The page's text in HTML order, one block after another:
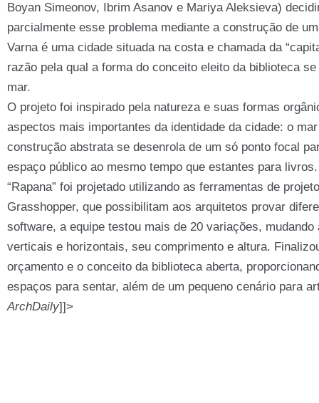
Boyan Simeonov, Ibrim Asanov e Mariya Aleksieva)
parcialmente esse problema mediante a construção de
Varna é uma cidade situada na costa e chamada da
razão pela qual a forma do conceito eleito da biblioteca
mar.
O projeto foi inspirado pela natureza e suas formas
aspectos mais importantes da identidade da cidade: o
construção abstrata se desenrola de um só ponto focal
espaço público ao mesmo tempo que estantes para livros.
“Rapana” foi projetado utilizando as ferramentas de
Grasshopper, que possibilitam aos arquitetos provar
software, a equipe testou mais de 20 variações,
verticais e horizontais, seu comprimento e altura.
orçamento e o conceito da biblioteca aberta,
espaços para sentar, além de um pequeno cenário para
ArchDaily]]>